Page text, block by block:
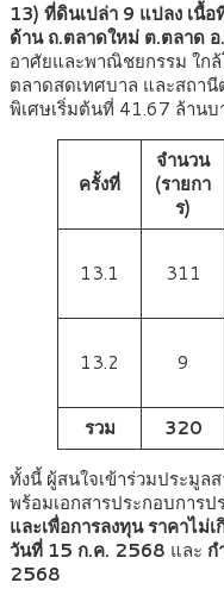
13) ที่ดินเปล่า 9 แปลง เนื้
ด้าน ถ.ตลาดใหม่ ต.ตลาด อ
อาศัยและพาณิชยกรรม ใกล้
ตลาดสดเทศบาล และสถา
พิเศษเริ่มต้นที่ 41.67 ล้านบ
ครั้งที่
จำนวน
(รายกา
ร)
13.1 311
13.2 9
รวม 320
ทั้งนี้ ผู้สนใจเข้าร่วมประมูล
พร้อมเอกสารประกอบการ
และเพื่อการลงทุนราคาไม่
วันที่ 15 ก.ค. 2568 และ ก
2568